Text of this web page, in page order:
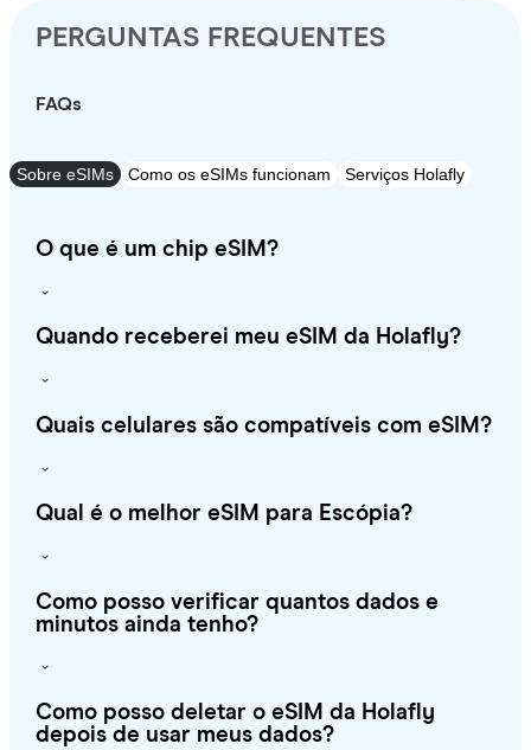
PERGUNTAS FREQUENTES
FAQs
Sobre eSIMs Como os eSIMs funcionam Serviços Holafly
O que é um chip eSIM?
Quando receberei meu eSIM da Holafly?
Quais celulares são compatíveis com eSIM?
Qual é o melhor eSIM para Escópia?
Como posso verificar quantos dados e
minutos ainda tenho?
Como posso deletar o eSIM da Holafly
depois de usar meus dados?